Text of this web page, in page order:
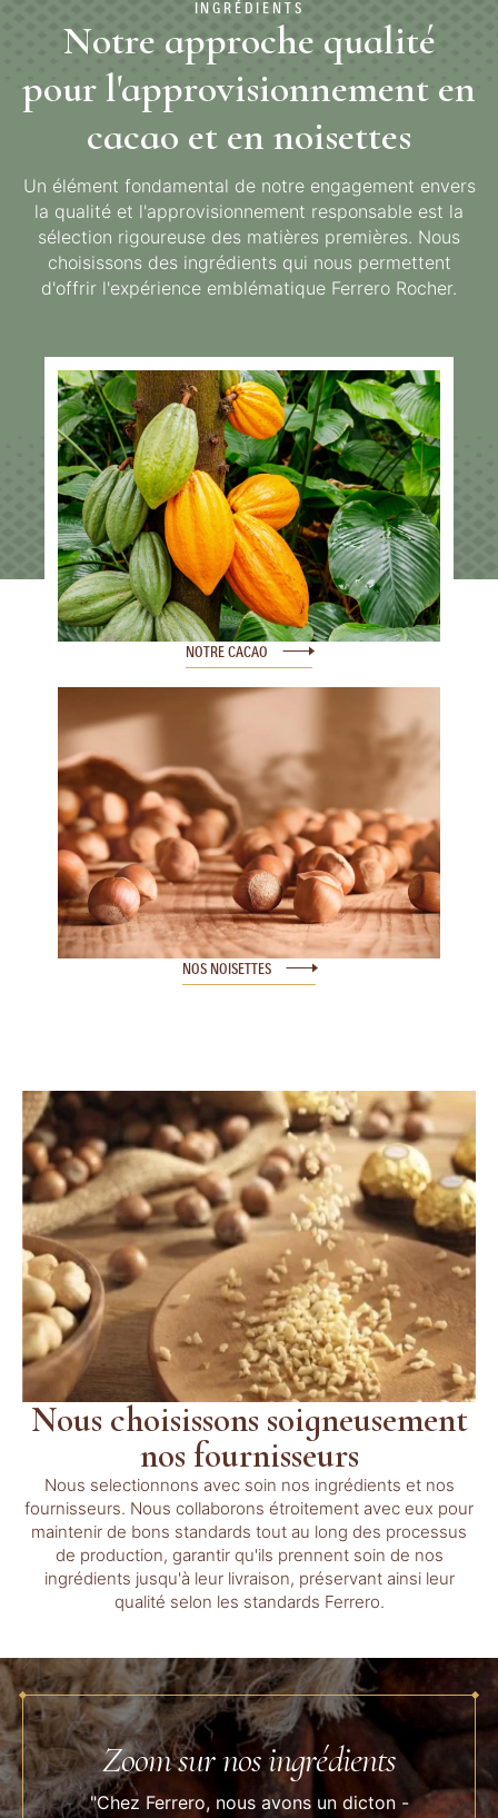
INGRÉDIENTS
Notre approche qualité
pour l'approvisionnement en
cacao et en noisettes
Un élément fondamental de notre engagement envers
la qualité et l'approvisionnement responsable est la
sélection rigoureuse des matières premières. Nous
choisissons des ingrédients qui nous permettent
d'offrir l'expérience emblématique Ferrero Rocher.
NOTRE CACAO
NOS NOISETTES
Nous choisissons soigneusement
nos fournisseurs
Nous selectionnons avec soin nos ingrédients et nos
fournisseurs. Nous collaborons étroitement avec eux pour
maintenir de bons standards tout au long des processus
de production, garantir qu'ils prennent soin de nos
ingrédients jusqu'à leur livraison, préservant ainsi leur
qualité selon les standards Ferrero.
Zoom sur nos ingrédients
"Chez Ferrero, nous avons un dicton -